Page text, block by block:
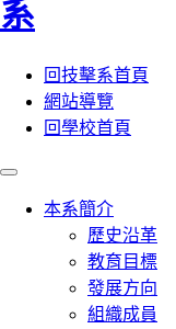
回技擊系首頁
網站導覽
回學校首頁
本系簡介
歷史沿革
教育目標
發展方向
組織成員